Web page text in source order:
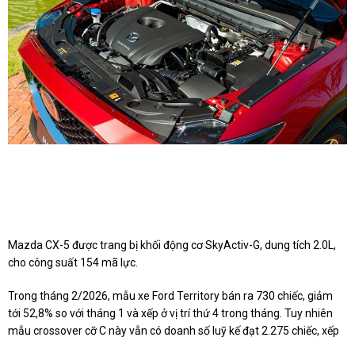
Mazda CX-5 được trang bị khối động cơ SkyActiv-G, dung tích 2.0L,
cho công suất 154 mã lực.
Trong tháng 2/2026, mẫu xe Ford Territory bán ra 730 chiếc, giảm
tới 52,8% so với tháng 1 và xếp ở vị trí thứ 4 trong tháng. Tuy nhiên
mẫu crossover cỡ C này vẫn có doanh số luỹ kế đạt 2.275 chiếc, xếp